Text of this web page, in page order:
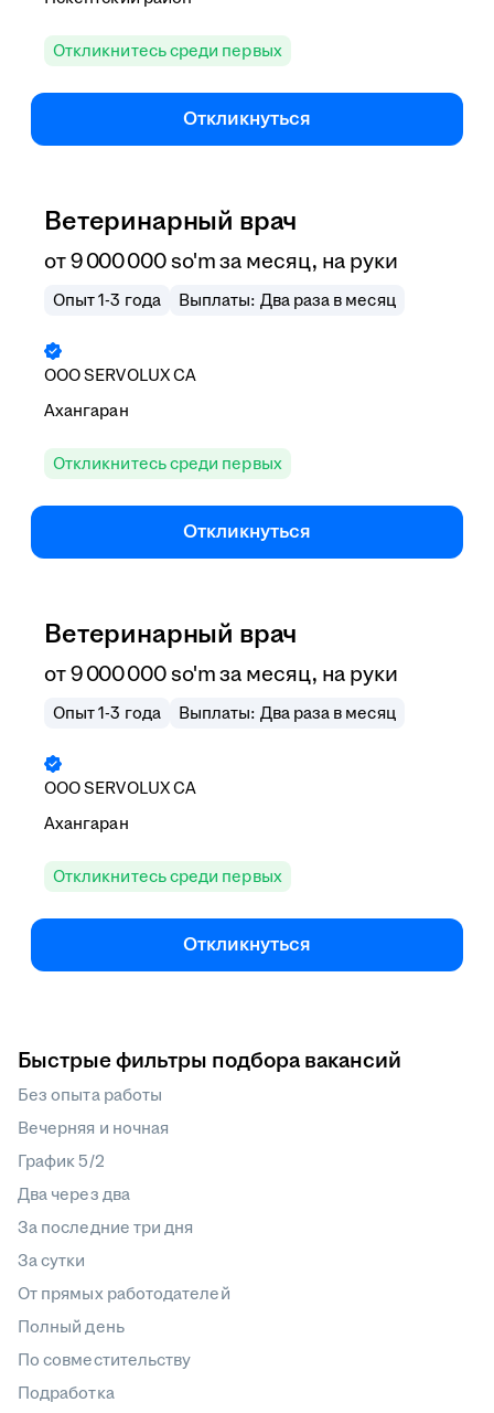
Откликнитесь среди первых
Откликнуться
Ветеринарный врач
от9 000 000so'm за месяц, на руки
Опыт 1-3 года Выплаты: Два раза в месяц
ОООSERVOLUX CA
Ахангаран
Откликнитесь среди первых
Откликнуться
Ветеринарный врач
от9 000 000so'm за месяц, на руки
Опыт 1-3 года Выплаты: Два раза в месяц
ОООSERVOLUX CA
Ахангаран
Откликнитесь среди первых
Откликнуться
Быстрые фильтры подбора вакансий
Без опыта работы
Вечерняя и ночная
График 5/2
Два через два
За последние три дня
За сутки
От прямых работодателей
Полный день
По совместительству
Подработка